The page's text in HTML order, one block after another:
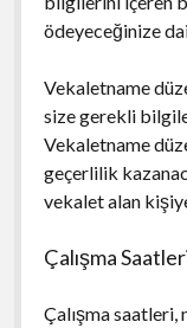
ödeyeceğinize
Vekaletname
size gerekli
Vekaletname
geçerlilik
vekalet alan
Çalışma
Çalışma